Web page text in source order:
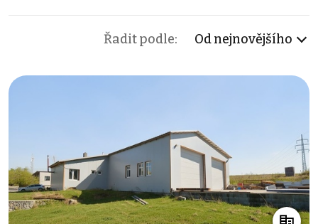
Řadit podle: Od nejnovějšího